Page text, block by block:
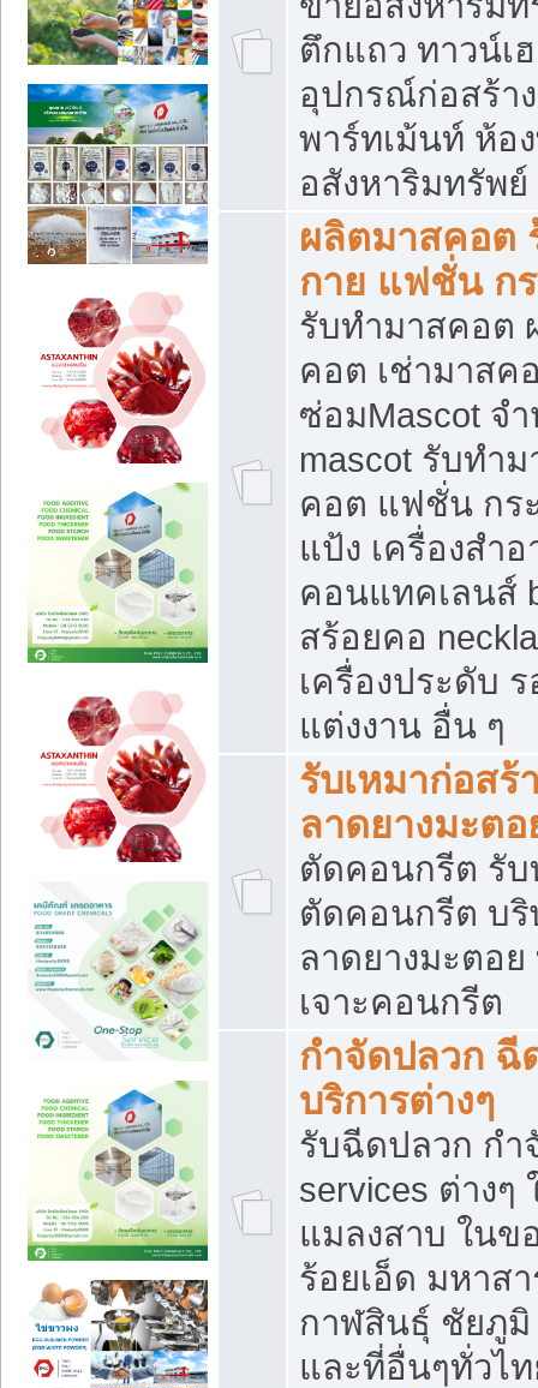
ตึกแถว ทาวน์เ
อุปกรณ์ก่อสร้า
พาร์ทเม้นท์ ห้อ
อสังหาริมทรัพ
ผลิตมาสคอต
กาย แฟชั่น กร
รับทำมาสคอต
คอต เช่ามาสค
ซ่อมMascot จ
mascot รับทำ
คอต แฟชั่น กระ
แป้ง เครื่องสำ
คอนแทคเลนส์
สร้อยคอ
เครื่องประดับ ร
แต่งงาน อื่น ๆ
รับเหมาก่อส
ลาดยางมะต
ตัดคอนกรีต รับ
ตัดคอนกรีต บริ
ลาดยางมะตอ
เจาะคอนกรีต
กำจัดปลวก ฉี
บริการต่างๆ
รับฉีดปลวก กำ
services ต่าง
แมลงสาบ ใน
ร้อยเอ็ด มหาส
กาฬสินธุ์ ชัยภู
และที่อื่นๆทั่วไ